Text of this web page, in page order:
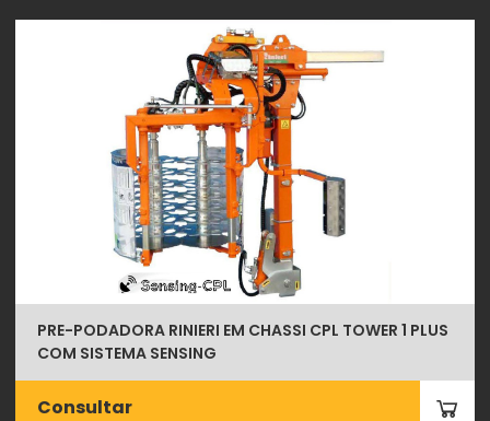
PRE-PODADORA RINIERI EM CHASSI CPL TOWER 1 PLUS
COM SISTEMA SENSING
Consultar